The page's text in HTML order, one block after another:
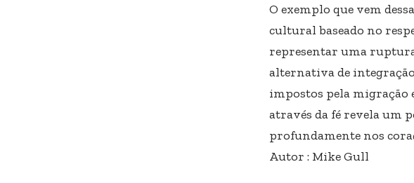
O exemplo que vem
cultural baseado no
representar uma
alternativa de
impostos pela migração
através da fé revela um
profundamente nos
Autor : Mike Gull